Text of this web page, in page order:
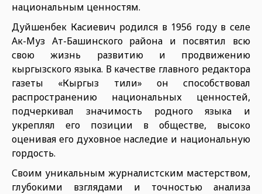
национальным ценностям.
Дуйшенбек Касиевич родился в 1956 году в селе
Ак-Муз Ат-Башинского района и посвятил всю
свою жизнь развитию и продвижению
кыргызского языка. В качестве главного редактора
газеты «Кыргыз тили» он способствовал
распространению национальных ценностей,
подчеркивал значимость родного языка и
укреплял его позиции в обществе, высоко
оценивая его духовное наследие и национальную
гордость.
Своим уникальным журналистским мастерством,
глубокими взглядами и точностью анализа